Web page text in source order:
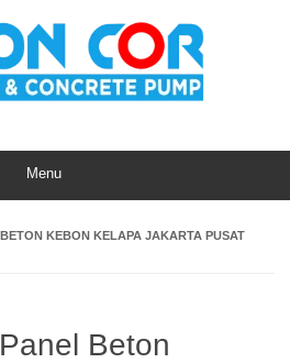
Menu
KEBON KELAPA JAKARTA PUSAT
Beton